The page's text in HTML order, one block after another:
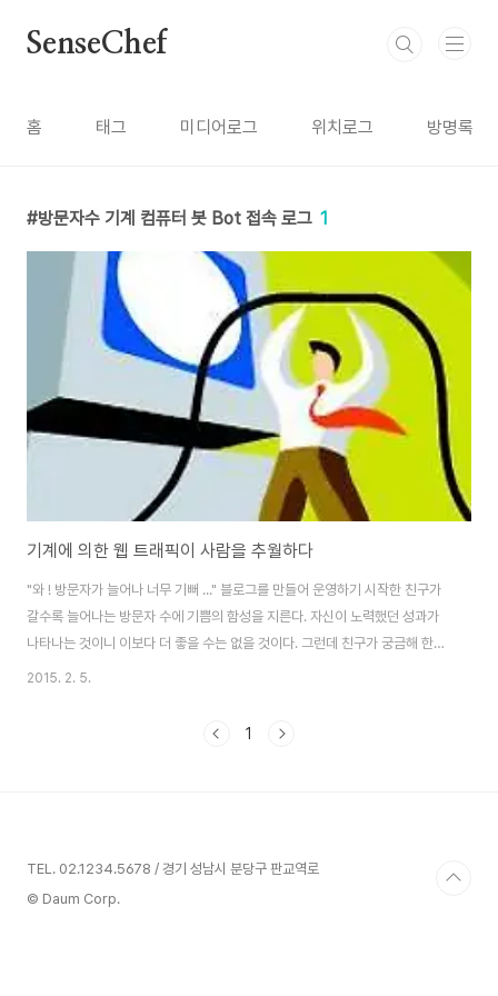
SenseChef
홈 태그 미디어로그 위치로그 방명록
방문자수 기계 컴퓨터 봇 Bot 접속 로그 1
기계에 의한 웹 트래픽이 사람을 추월하다
"와 ! 방문자가 늘어나 너무 기뻐 ..." 블로그를 만들어 운영하기 시작한 친구가
갈수록 늘어나는 방문자 수에 기쁨의 함성을 지른다. 자신이 노력했던 성과가
나타나는 것이니 이보다 더 좋을 수는 없을 것이다. 그런데 친구가 궁금해 한다.
자신의 블로그를 누가 방문하고 있는 것일까 ? 필자의 블로그 역시 카운터 수치
티스토리에서 제공하는 제한된 로그 정보만 접할 수 있으니 방문자들의 실체를
2015. 2. 5.
1
TEL. 02.1234.5678 / 경기 성남시 분당구 판교역로
© Daum Corp.